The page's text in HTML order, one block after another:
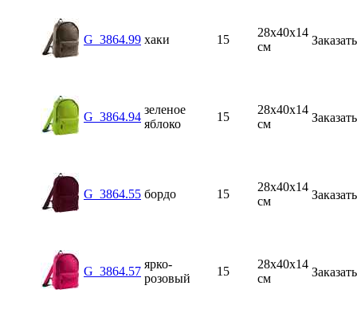
G_3864.99 хаки 15
28х40x14
см
Заказать
G_3864.94
зеленое
яблоко
15
28х40x14
см
Заказать
G_3864.55 бордо 15
28х40x14
см
Заказать
G_3864.57
ярко-
розовый
15
28х40x14
см
Заказать